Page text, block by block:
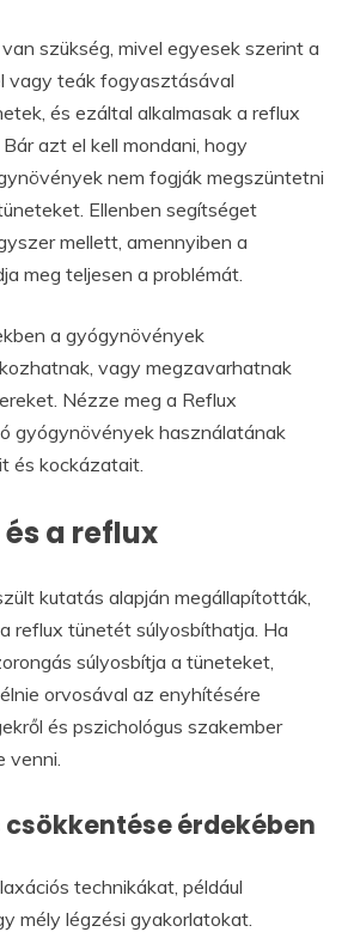
szükség, mivel egyesek szerint a
vagy teák fogyasztásával
és ezáltal alkalmasak a reflux
azt el kell mondani, hogy
nem fogják megszüntetni
Ellenben segítséget
mellett, amennyiben a
meg teljesen a problémát.
a gyógynövények
vagy megzavarhatnak
Nézze meg a Reflux
gyógynövények használatának
és kockázatait.
a reflux
kutatás alapján megállapították,
reflux tünetét súlyosbíthatja. Ha
súlyosbítja a tüneteket,
orvosával az enyhítésére
és pszichológus szakember
venni.
csökkentése érdekében
technikákat, például
mély légzési gyakorlatokat.